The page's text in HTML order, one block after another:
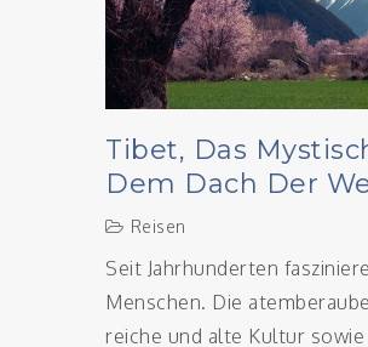
Tibet, Das
Dem Dach Der
Reisen
Seit Jahrhunderten
Menschen. Die
reiche und alte Kultur